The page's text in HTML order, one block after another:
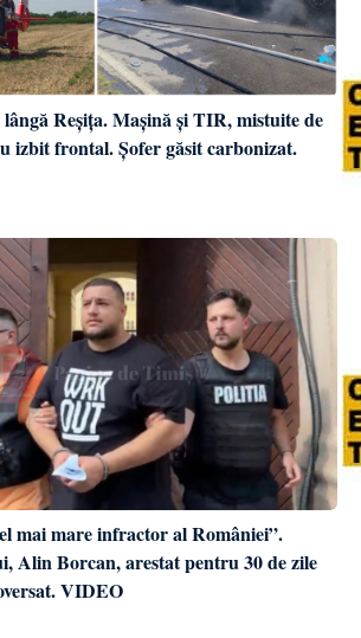
Reșița. Mașină și TIR, mistuite de
izbit frontal. Șofer găsit carbonizat.
mai mare infractor al României”.
Alin Borcan, arestat pentru 30 de zile
VIDEO